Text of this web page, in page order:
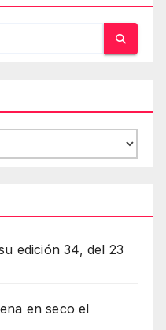
edición 34, del 23
en seco el